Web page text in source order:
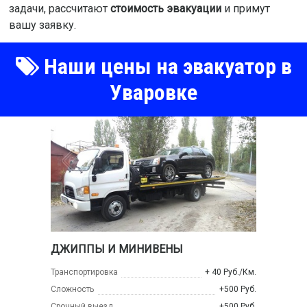
задачи, рассчитают стоимость эвакуациии примут
вашу заявку.
Наши цены на эвакуатор в
Уваровке
ДЖИППЫ И МИНИВЕНЫ
Транспортировка
+ 40 Руб./Км.
Сложность
+500 Руб.